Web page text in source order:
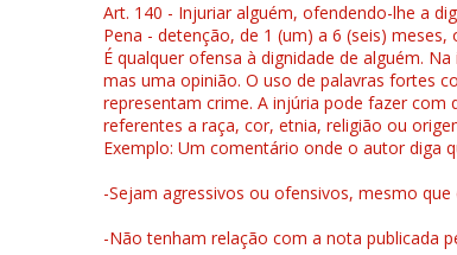
Art. 140 - Injuriar alguém, ofendendo-lhe a
Pena - detenção, de 1 (um) a 6 (seis) meses,
É qualquer ofensa à dignidade de alguém.
mas uma opinião. O uso de palavras fortes
representam crime. A injúria pode fazer
referentes a raça, cor, etnia, religião ou
Exemplo: Um comentário onde o autor diga
-Sejam agressivos ou ofensivos, mesmo
-Não tenham relação com a nota publicada